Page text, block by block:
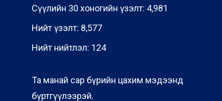
Сүүлийн 30 хоногийн үзэлт: 4,981
Нийт үзэлт: 8,577
Нийт нийтлэл: 124
Та манай сар бүрийн цахим мэдээнд
бүртгүүлээрэй.